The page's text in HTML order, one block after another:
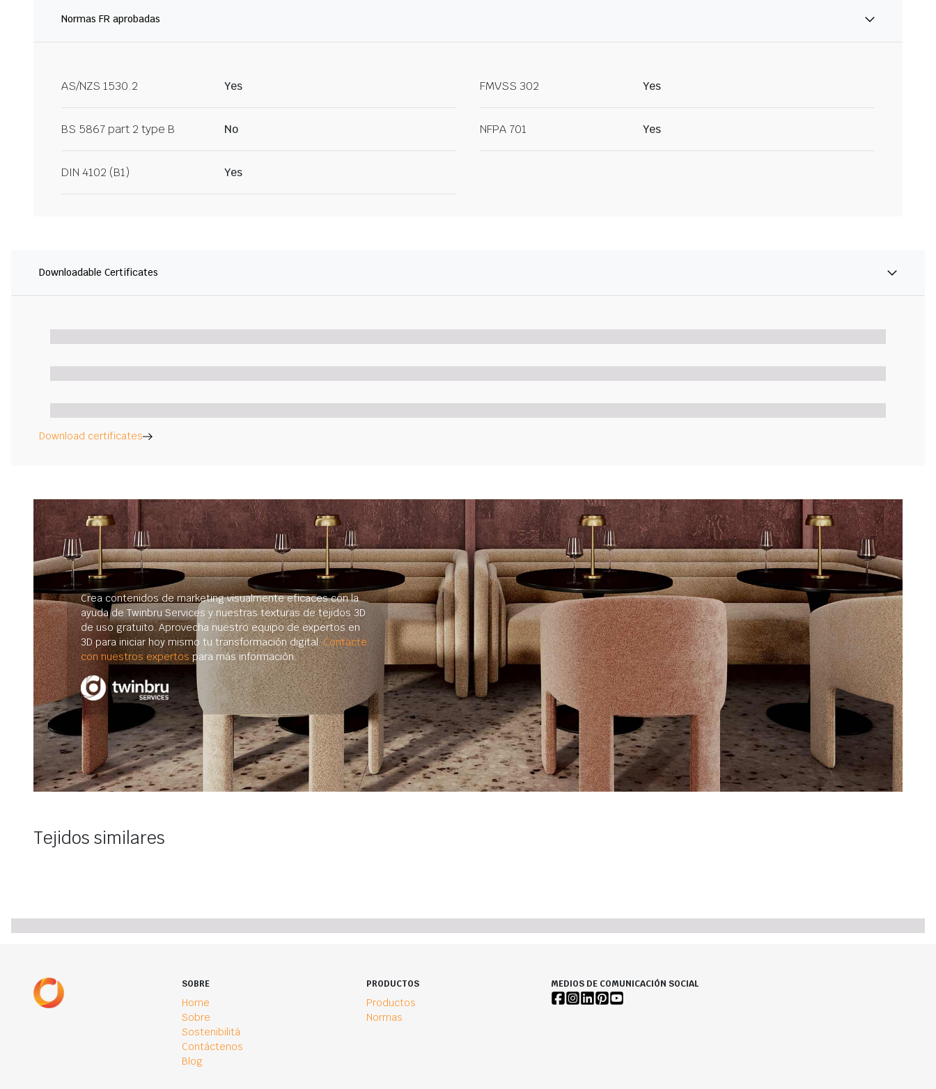
Normas FR aprobadas
AS/NZS 1530.2 Yes FMVSS 302 Yes
BS 5867 part 2 type B No NFPA 701 Yes
DIN 4102 (B1) Yes
Downloadable Certificates
Download certificates
Crea contenidos de marketing visualmente eficaces con la
ayuda de Twinbru Services y nuestras texturas de tejidos 3D
de uso gratuito. Aprovecha nuestro equipo de expertos en
3D para iniciar hoy mismo tu transformación digital.Contacte
con nuestros expertos para más información.
Tejidos similares
SOBRE
Home
Sobre
Sostenibilità
Contáctenos
Blog
PRODUCTOS
Productos
Normas
MEDIOS DE COMUNICACIÓN SOCIAL